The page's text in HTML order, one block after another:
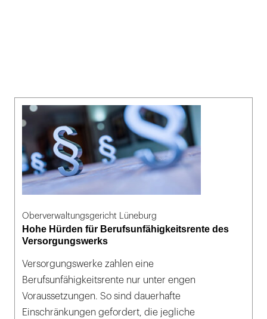
Oberverwaltungsgericht Lüneburg
Hohe Hürden für Berufsunfähigkeitsrente des
Versorgungswerks
Versorgungswerke zahlen eine
Berufsunfähigkeitsrente nur unter engen
Voraussetzungen. So sind dauerhafte
Einschränkungen gefordert, die jegliche